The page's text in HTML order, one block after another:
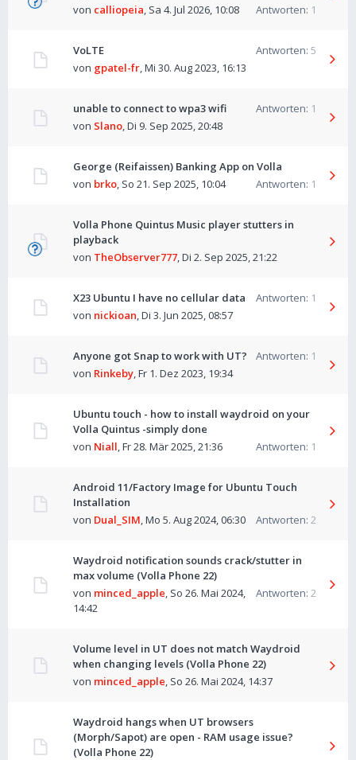
Antworten: 1
von calliopeia, Sa 4. Jul 2026, 10:08
VoLTE Antworten: 5
von gpatel-fr,Mi 30. Aug 2023, 16:13
unable to connect to wpa3 wifi Antworten: 1
von Slano,Di 9. Sep 2025, 20:48
George (Reifaissen) Banking App on Volla
Antworten: 1
von brko, So 21. Sep 2025, 10:04
Volla Phone Quintus Music player stutters in
playback
von TheObserver777,Di 2. Sep 2025, 21:22
X23 Ubuntu I have no cellular data Antworten: 1
von nickioan,Di 3. Jun 2025, 08:57
Anyone got Snap to work with UT? Antworten: 1
von Rinkeby,Fr 1. Dez 2023, 19:34
Ubuntu touch - how to install waydroid on your
Volla Quintus -simply done
Antworten: 1
von Niall,Fr 28. Mär 2025, 21:36
Android 11/Factory Image for Ubuntu Touch
Installation
Antworten: 2
von Dual_SIM,Mo 5. Aug 2024, 06:30
Waydroid notification sounds crack/stutter in
max volume (Volla Phone 22)
Antworten: 2
von minced_apple, So 26. Mai 2024,
14:42
Volume level in UT does not match Waydroid
when changing levels (Volla Phone 22)
von minced_apple, So 26. Mai 2024, 14:37
Waydroid hangs when UT browsers
(Morph/Sapot) are open - RAM usage issue?
(Volla Phone 22)